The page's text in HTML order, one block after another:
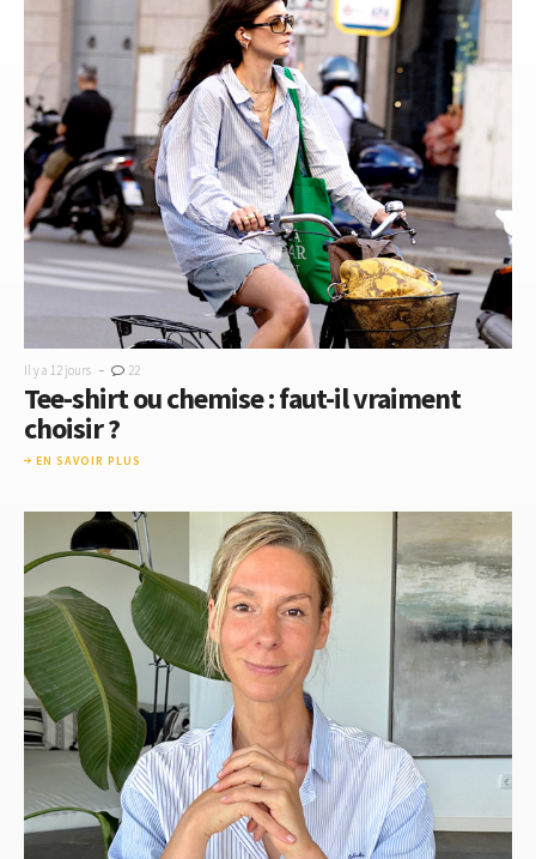
Il y a 12 jours - 22
Tee-shirt ou chemise : faut-il vraiment
choisir ?
EN SAVOIR PLUS